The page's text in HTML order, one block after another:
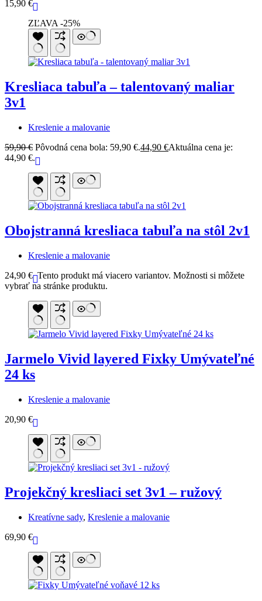
15,90 €
ZĽAVA -25%
Kresliaca tabuľa – talentovaný maliar
3v1
Kreslenie a malovanie
59,90€ Pôvodná cena bola: 59,90 €.44,90 €Aktuálna cena je:
44,90 €.
Obojstranná kresliaca tabuľa na stôl 2v1
Kreslenie a malovanie
24,90 € Tento produkt má viacero variantov. Možnosti si môžete
vybrať na stránke produktu.
Jarmelo Vivid layered Fixky Umývateľné
24 ks
Kreslenie a malovanie
20,90 €
Projekčný kresliaci set 3v1 – ružový
Kreatívne sady, Kreslenie a malovanie
69,90 €